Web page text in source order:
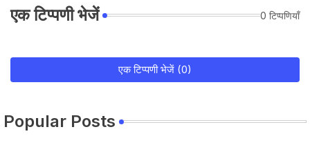
एक टिप्पणी भेजें 0 टिप्पणियाँ
एक टिप्पणी भेजें (0)
Popular Posts